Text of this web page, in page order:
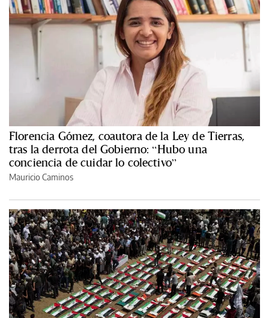
Florencia Gómez, coautora de la Ley de Tierras,
tras la derrota del Gobierno: “Hubo una
conciencia de cuidar lo colectivo”
Mauricio Caminos